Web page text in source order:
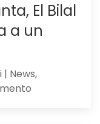
El Bilal
a un
News,